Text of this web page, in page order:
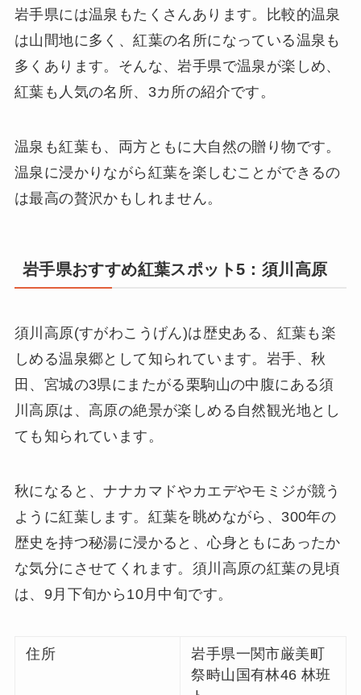
岩手県には温泉もたくさんあります。比較的温泉
は山間地に多く、紅葉の名所になっている温泉も
多くあります。そんな、岩手県で温泉が楽しめ、
紅葉も人気の名所、3カ所の紹介です。
温泉も紅葉も、両方ともに大自然の贈り物です。
温泉に浸かりながら紅葉を楽しむことができるの
は最高の贅沢かもしれません。
岩手県おすすめ紅葉スポット5：須川高原
須川高原(すがわこうげん)は歴史ある、紅葉も楽
しめる温泉郷として知られています。岩手、秋
田、宮城の3県にまたがる栗駒山の中腹にある須
川高原は、高原の絶景が楽しめる自然観光地とし
ても知られています。
秋になると、ナナカマドやカエデやモミジが競う
ように紅葉します。紅葉を眺めながら、300年の
歴史を持つ秘湯に浸かると、心身ともにあったか
な気分にさせてくれます。須川高原の紅葉の見頃
は、9月下旬から10月中旬です。
住所
岩手県一関市厳美町
祭畤山国有林46 林班